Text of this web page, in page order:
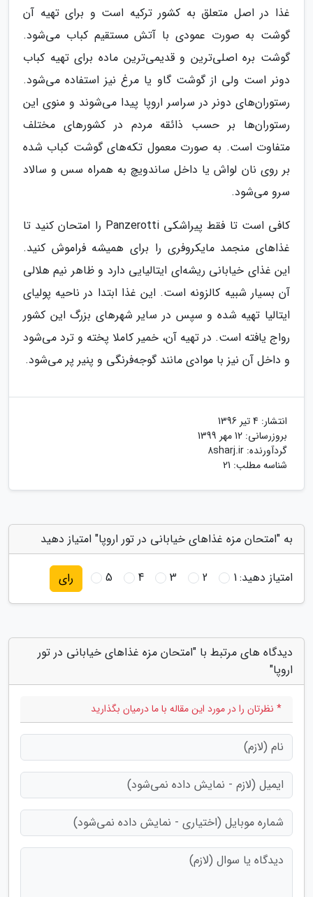
غذا در اصل متعلق به کشور ترکیه است و برای تهیه آن
گوشت به ‌صورت عمودی با آتش مستقیم کباب می‌شود.
گوشت بره اصلی‌ترین و قدیمی‌ترین ماده برای تهیه کباب
دونر است ولی از گوشت گاو یا مرغ نیز استفاده می‌شود.
رستوران‌های دونر در سراسر اروپا پیدا می‌شوند و منوی این
رستوران‌ها بر حسب ذائقه مردم در کشورهای مختلف
متفاوت است. به‌ صورت معمول تکه‌های گوشت کباب شده
بر روی نان لواش یا داخل ساندویچ به همراه سس و سالاد
سرو می‌شود.
کافی است تا فقط پیراشکی Panzerotti را امتحان کنید تا
غذاهای منجمد مایکروفری را برای همیشه فراموش کنید.
این غذای خیابانی ریشه‌ای ایتالیایی دارد و ظاهر نیم هلالی
آن بسیار شبیه کالزونه است. این غذا ابتدا در ناحیه پولیای
ایتالیا تهیه شده و سپس در سایر شهرهای بزرگ این کشور
رواج یافته است. در تهیه آن، خمیر کاملا پخته و ترد می‌شود
و داخل آن نیز با موادی مانند گوجه‌فرنگی و پنیر پر می‌شود.
انتشار: 4 تیر 1396
بروزرسانی: 12 مهر 1399
گردآورنده: 8sharj.ir
شناسه مطلب: 21
به "امتحان مزه غذاهای خیابانی در تور اروپا" امتیاز دهید
امتیاز دهید:1
2
3
4
5 رای
دیدگاه های مرتبط با "امتحان مزه غذاهای خیابانی در تور
اروپا"
* نظرتان را در مورد این مقاله با ما درمیان بگذارید